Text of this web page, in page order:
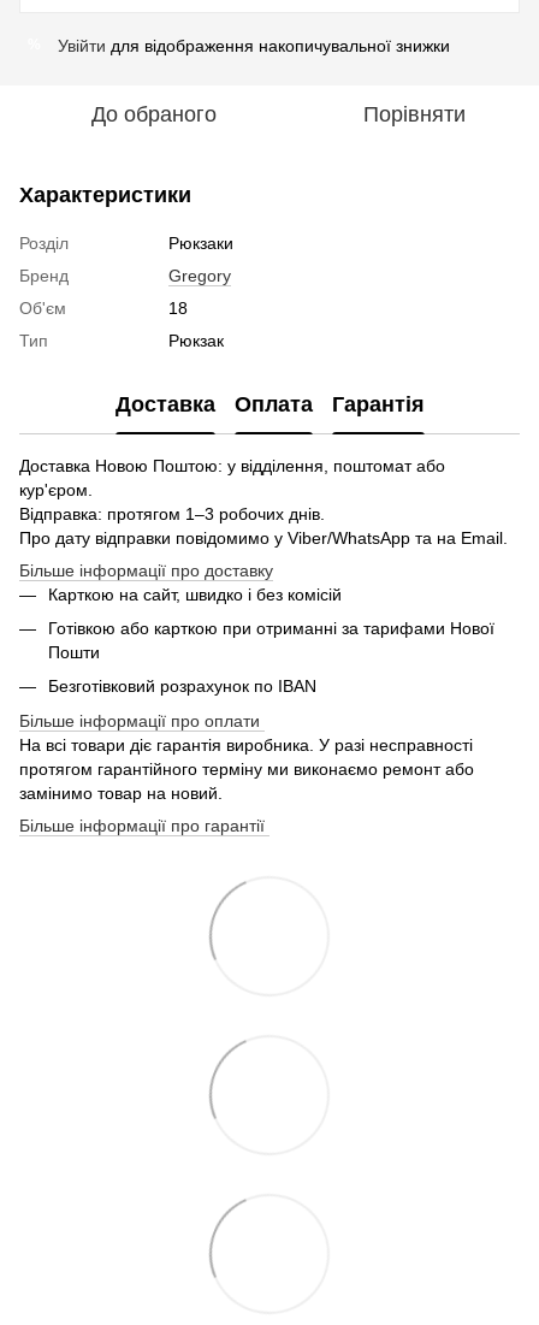
Увійти для відображення накопичувальної знижки
До обраного Порівняти
Характеристики
Розділ
Рюкзаки
Бренд
Gregory
Об'єм
18
Тип
Рюкзак
Доставка Оплата Гарантія
Доставка Новою Поштою: у відділення, поштомат або
кур'єром.
Відправка: протягом 1–3 робочих днів.
Про дату відправки повідомимо у Viber/WhatsApp та на Email.
Більше інформації про доставку
Карткою на сайт, швидко і без комісій
Готівкою або карткою при отриманні за тарифами Нової
Пошти
Безготівковий розрахунок по IBAN
Більше інформації про оплати
На всі товари діє гарантія виробника. У разі несправності
протягом гарантійного терміну ми виконаємо ремонт або
замінимо товар на новий.
Більше інформації про гарантії